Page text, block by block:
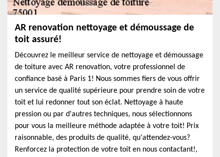
AR renovation nettoyage et démoussage de
toit assuré!
Découvrez le meilleur service de nettoyage et démoussage
de toiture avec AR renovation, votre professionnel de
confiance basé à Paris 1! Nous sommes fiers de vous offrir
un service de qualité supérieure pour prendre soin de votre
toit et lui redonner tout son éclat. Nettoyage à haute
pression ou par d'autres techniques, nous sélectionnons
pour vous la meilleure méthode adaptée à votre toit! Prix
raisonnable, des produits de qualité, qu'attendez-vous?
Renforcez la protection de votre toit en nous contactant!,